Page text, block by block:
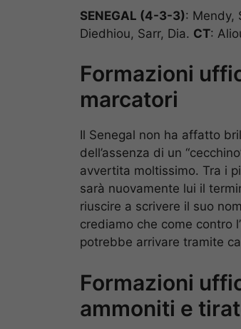
SENEGAL (4-3-3): Mendy,
Diedhiou, Sarr, Dia. CT:
Formazioni
marcatori
Il Senegal non ha affatto
dell’assenza di un
avvertita moltissimo. Tra i
sarà nuovamente lui il
riuscire a scrivere il suo
crediamo che come contro
potrebbe arrivare tramite
Formazioni
ammoniti e